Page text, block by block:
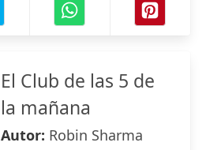
El Club de las 5 de
la mañana
Autor: Robin Sharma